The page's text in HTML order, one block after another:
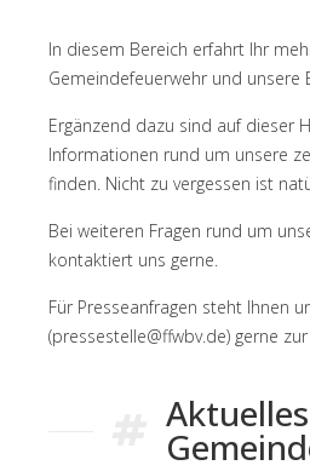
In diesem Bereich erfahrt Ihr
Gemeindefeuerwehr und unsere
Ergänzend dazu sind auf dieser
Informationen rund um unsere
finden. Nicht zu vergessen ist
Bei weiteren Fragen rund um
kontaktiert uns gerne.
Für Presseanfragen steht Ihnen
(pressestelle@ffwbv.de) gerne